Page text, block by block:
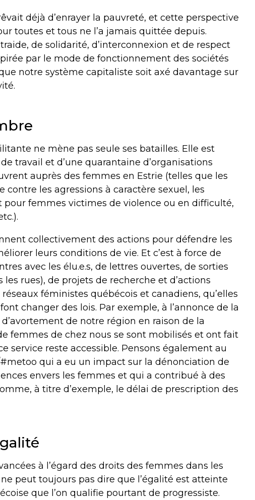
déjà d’enrayer la pauvreté, et cette perspective
toutes et tous ne l’a jamais quittée depuis.
de solidarité, d’interconnexion et de respect
par le mode de fonctionnement des sociétés
notre système capitaliste soit axé davantage sur
ne mène pas seule ses batailles. Elle est
travail et d’une quarantaine d’organisations
auprès des femmes en Estrie (telles que les
contre les agressions à caractère sexuel, les
pour femmes victimes de violence ou en difficulté,
collectivement des actions pour défendre les
leurs conditions de vie. Et c’est à force de
avec les élu.e.s, de lettres ouvertes, de sorties
rues), de projets de recherche et d’actions
féministes québécois et canadiens, qu’elles
changer des lois. Par exemple, à l’annonce de la
de notre région en raison de la
femmes de chez nous se sont mobilisés et ont fait
service reste accessible. Pensons également au
qui a eu un impact sur la dénonciation de
envers les femmes et qui a contribué à des
à titre d’exemple, le délai de prescription des
à l’égard des droits des femmes dans les
peut toujours pas dire que l’égalité est atteinte
que l’on qualifie pourtant de progressiste.